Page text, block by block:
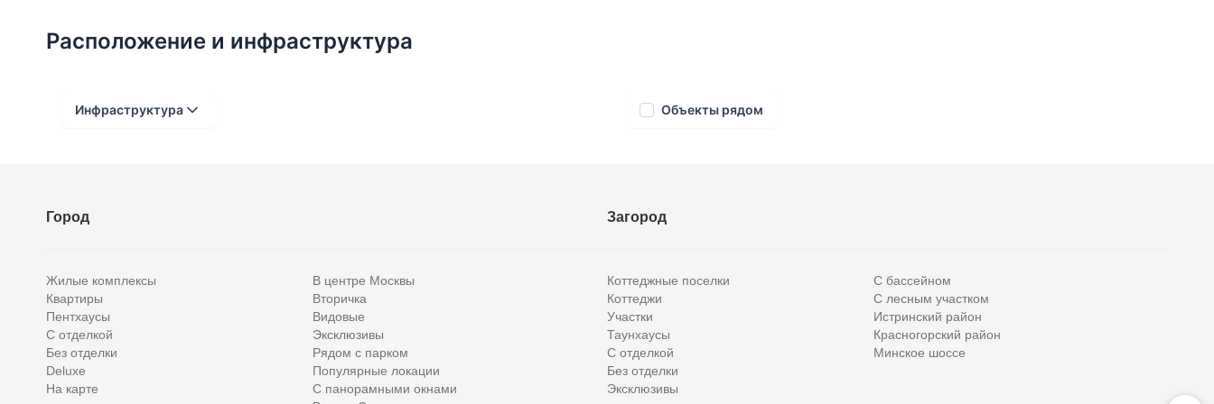
Расположение и инфраструктура
Инфраструктура
Детские сады
Поликлиники
Больницы
Объекты рядом
Город
Жилые комплексы
Квартиры
Пентхаусы
С отделкой
Без отделки
Deluxe
На карте
В центре Москвы
Вторичка
Видовые
Эксклюзивы
Рядом с парком
Популярные локации
С панорамными окнами
Загород
Коттеджные поселки
Коттеджи
Участки
Таунхаусы
С отделкой
Без отделки
Эксклюзивы
С бассейном
С лесным участком
Истринский район
Красногорский район
Минское шоссе
Все
Сегодня